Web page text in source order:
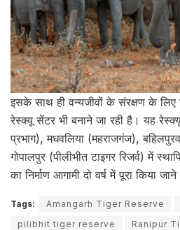
इसके साथ ही वन्यजीवों के संरक्षण के लिए
रेस्क्यू सेंटर भी बनाने जा रही है। यह
प्रभाग), मधवलिया (महराजगंज),
गोपालपुर (पीलीभीत टाइगर रिजर्व) में
का निर्माण आगामी दो वर्ष में पूरा किया
Tags: Amangarh Tiger Reserve
pilibhit tiger reserve
Ranipur